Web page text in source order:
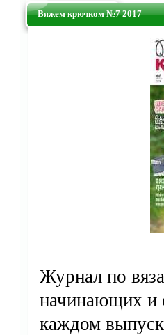
Вяжем крючком №7 2017
Журнал по
начинающих и
каждом